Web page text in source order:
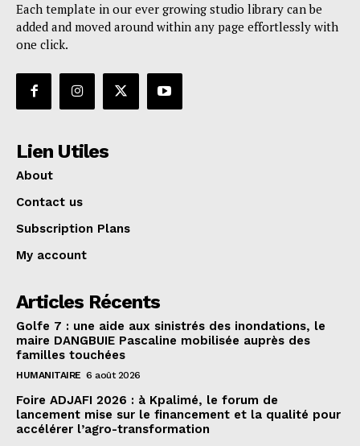
Each template in our ever growing studio library can be
added and moved around within any page effortlessly with
one click.
Lien Utiles
About
Contact us
Subscription Plans
My account
Articles Récents
Golfe 7 : une aide aux sinistrés des inondations, le
maire DANGBUIE Pascaline mobilisée auprès des
familles touchées
HUMANITAIRE 6 août 2026
Foire ADJAFI 2026 : à Kpalimé, le forum de
lancement mise sur le financement et la qualité pour
accélérer l’agro-transformation